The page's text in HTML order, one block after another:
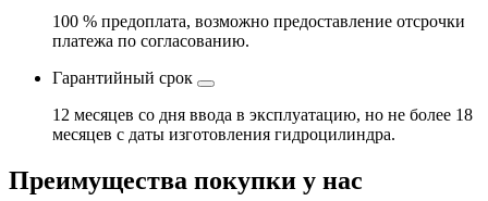
100 % предоплата, возможно предоставление отсрочки
платежа по согласованию.
Гарантийный срок
12 месяцев со дня ввода в эксплуатацию, но не более 18
месяцев с даты изготовления гидроцилиндра.
Преимущества покупки у нас